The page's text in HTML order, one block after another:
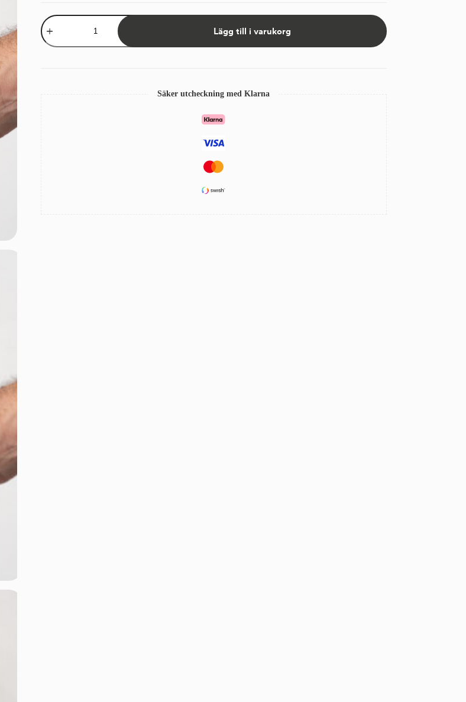
Tygprov
Sandatex
407/926
mängd
Lägg till i varukorg
Säker utcheckning med Klarna